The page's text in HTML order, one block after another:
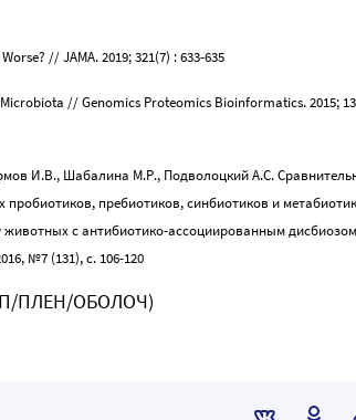
// JAMA. 2019; 321(7) : 633-635
// Genomics Proteomics Bioinformatics. 2015;
И.В., Шабалина М.Р., Подволоцкий А.С.
пребиотиков, синбиотиков и
с антибиотико-ассоциированным
№7 (131), с. 106-120
П/ПЛЕН/ОБОЛОЧ)